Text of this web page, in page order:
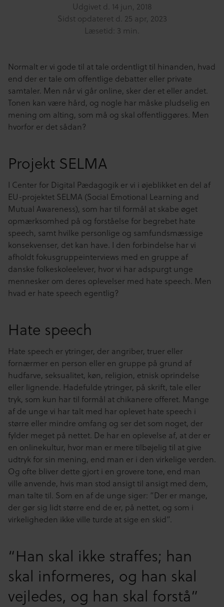
Udgivet d. 14 jun, 2018
Sidst opdateret d. 25 apr, 2023
Læsetid: 3 min.
Normalt er vi gode til at tale ordentligt til hinanden, hvad
end der er tale om offentlige debatter eller private
samtaler. Men når vi går online, sker der et eller andet.
Tonen kan være hård, og nogle har måske pludselig en
mening om alting, som må og skal offentliggøres. Men
hvorfor er det sådan?
Projekt SELMA
I Center for Digital Pædagogik er vi i øjeblikket en del af
EU-projektet SELMA (Social Emotional Learning and
Mutual Awareness), som har til formål at skabe øget
opmærksomhed på og forståelse for begrebet hate
speech, samt hvilke personlige og samfundsmæssige
konsekvenser, det kan have. I den forbindelse har vi
afholdt fokusgruppeinterviews med en gruppe af
danske folkeskoleelever, hvor vi har adspurgt unge
mennesker om deres oplevelser med hate speech. Men
hvad er hate speech egentlig?
Hate speech
Hate speech er ytringer, der angriber, truer eller
fornærmer en person eller en gruppe på grund af
hudfarve, seksualitet, køn, religion, etnisk oprindelse
eller lignende. Hadefulde ytringer, på skrift, tale eller
tryk, som kun har til formål at chikanere offeret. Mange
af de unge vi har talt med har oplevet hate speech i
større eller mindre omfang og ser det som noget, der
fylder meget på nettet. De har en oplevelse af, at der er
en onlinekultur, hvor man er mere tilbøjelig til at give
udtryk for sin mening, end man er i den virkelige verden.
Og ofte bliver dette gjort i en grovere tone, end man
ville anvende, hvis man stod ansigt til ansigt med dem,
man talte til. Som en af de unge siger: “Der er mange,
der gør sig lidt større end de er, på nettet, og som i
virkeligheden ikke ville turde at sige en skid”.
“Han skal ikke straffes; han
skal informeres, og han skal
vejledes, og han skal forstå”